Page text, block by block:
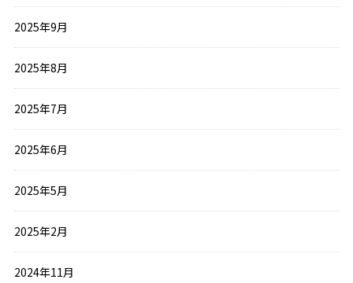
2025年9月
2025年8月
2025年7月
2025年6月
2025年5月
2025年2月
2024年11月